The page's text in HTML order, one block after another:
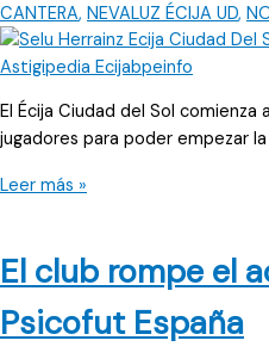
CANTERA, NEVALUZ ÉCIJA UD,
El Écija Ciudad del Sol comienza
jugadores para poder empezar
Se
comunicado
Ciudad
Leer más »
El club rompe el
Psicofut España